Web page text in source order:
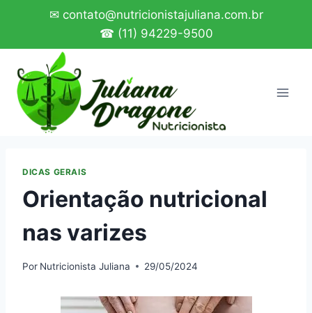
o
Conteúdo
✉ contato@nutricionistajuliana.com.br
☎ (11) 94229-9500
DICAS GERAIS
Orientação nutricional
nas varizes
Por Nutricionista Juliana 29/05/2024